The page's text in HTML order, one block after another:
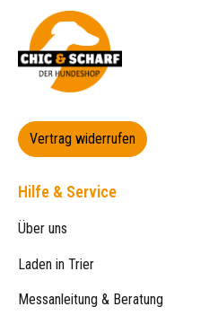
Vertrag widerrufen
Hilfe & Service
Über uns
Laden in Trier
Messanleitung & Beratung